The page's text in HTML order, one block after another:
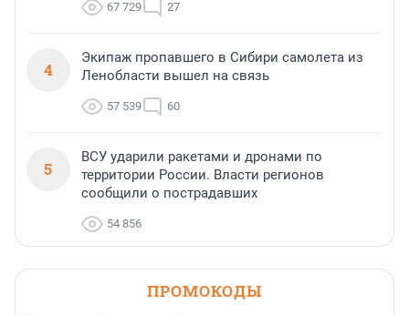
67 729 27
4
Экипаж пропавшего в Сибири самолета из
Ленобласти вышел на связь
57 539 60
5
ВСУ ударили ракетами и дронами по
территории России. Власти регионов
сообщили о пострадавших
54 856
ПРОМОКОДЫ